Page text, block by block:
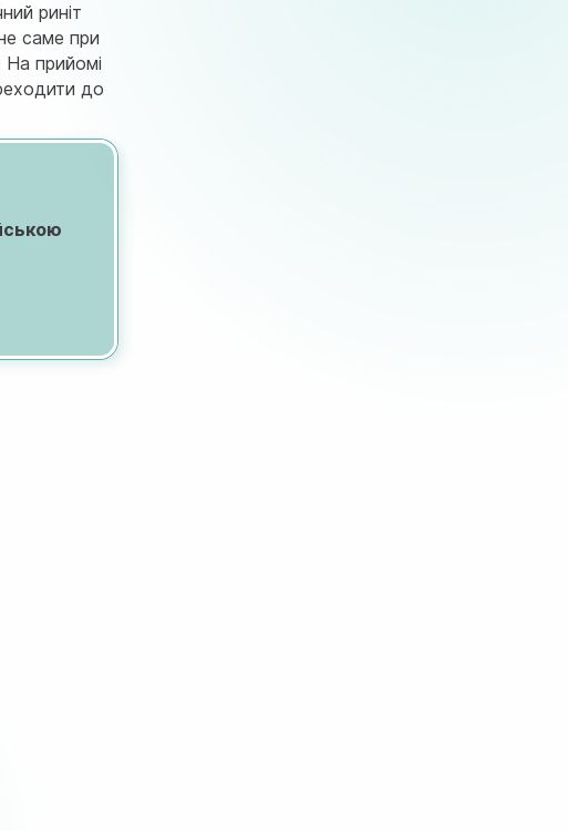
риніт
саме при
На прийомі
до